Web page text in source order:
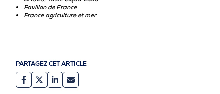
Pavillon de France
France agriculture et mer
PARTAGEZ CET ARTICLE